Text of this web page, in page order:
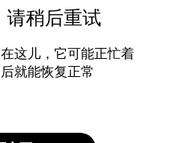
请稍后重试
这儿，它可能正忙着
就能恢复正常